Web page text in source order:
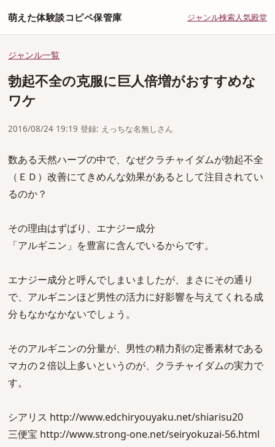
萌えた体験談コピペ保管庫 ジャンル検索人気殿堂
ジャンル一覧
勃起不全の克服に巨人倍増がおすすめな
ワケ
2016/08/24 19:19 登録: えっちな名無しさん
数ある天然ハーブの中で、なぜクラチャイダムが勃起不全
（ＥＤ）改善にてきめんな効果があるとして注目されてい
るのか？
その理由はずばり、エナジー成分
「アルギニン」を豊富に含んでいるからです。
エナジー成分と呼んでしまいましたが、まさにその通り
で、アルギニンほど男性の活力に好影響を与えてくれる成
分もなかなかないでしょう。
そのアルギニンの分量が、男性の精力剤の定番素材である
マカの２倍以上多いというのが、クラチャイダムの実力で
す。
シアリス http://www.edchiryouyaku.net/shiarisu20
三便宝 http://www.strong-one.net/seiryokuzai-56.html